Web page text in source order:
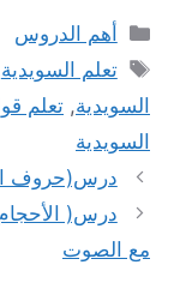
التصنيفات
أهم الدروس
الوسوم
تعلم السويدية
السويدية, تعلم
السويدية
درس(حروف
مع الصوت